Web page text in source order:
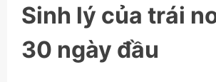
Sinh lý của trái
30 ngày đầu